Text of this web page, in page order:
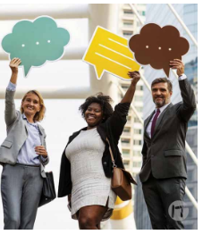
CHILE
ARGENTINA
MÉXICO